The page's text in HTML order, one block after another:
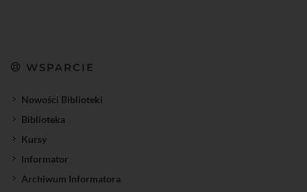
WSPARCIE
Nowości Biblioteki
Biblioteka
Kursy
Informator
Archiwum Informatora